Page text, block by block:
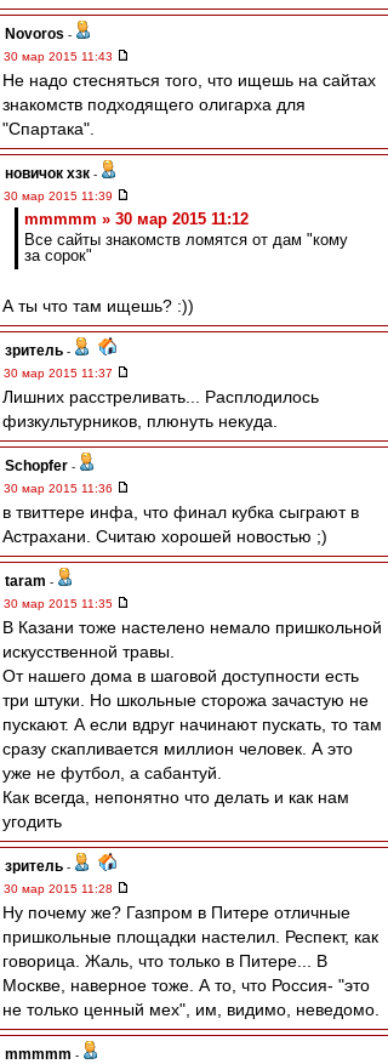
Novoros -
30 мар 2015 11:43
Не надо стесняться того, что ищешь на сайтах
знакомств подходящего олигарха для
"Спартака".
новичок хзк -
30 мар 2015 11:39
mmmmm » 30 мар 2015 11:12
Все сайты знакомств ломятся от дам "кому
за сорок"
А ты что там ищешь? :))
зpитель -
30 мар 2015 11:37
Лишних расстреливать... Расплодилось
физкультурников, плюнуть некуда.
Schopfer -
30 мар 2015 11:36
в твиттере инфа, что финал кубка сыграют в
Астрахани. Считаю хорошей новостью ;)
taram -
30 мар 2015 11:35
В Казани тоже настелено немало пришкольной
искусственной травы.
От нашего дома в шаговой доступности есть
три штуки. Но школьные сторожа зачастую не
пускают. А если вдруг начинают пускать, то там
сразу скапливается миллион человек. А это
уже не футбол, а сабантуй.
Как всегда, непонятно что делать и как нам
угодить
зpитель -
30 мар 2015 11:28
Ну почему же? Газпром в Питере отличные
пришкольные площадки настелил. Респект, как
говорица. Жаль, что только в Питере... В
Москве, наверное тоже. А то, что Россия- "это
не только ценный мех", им, видимо, неведомо.
mmmmm -